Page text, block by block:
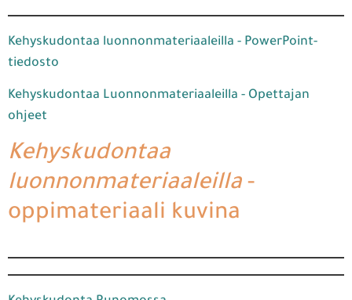
Kehyskudontaa luonnonmateriaaleilla - PowerPoint-
tiedosto
Kehyskudontaa Luonnonmateriaaleilla - Opettajan
ohjeet
Kehyskudontaa
luonnonmateriaaleilla -
oppimateriaali kuvina